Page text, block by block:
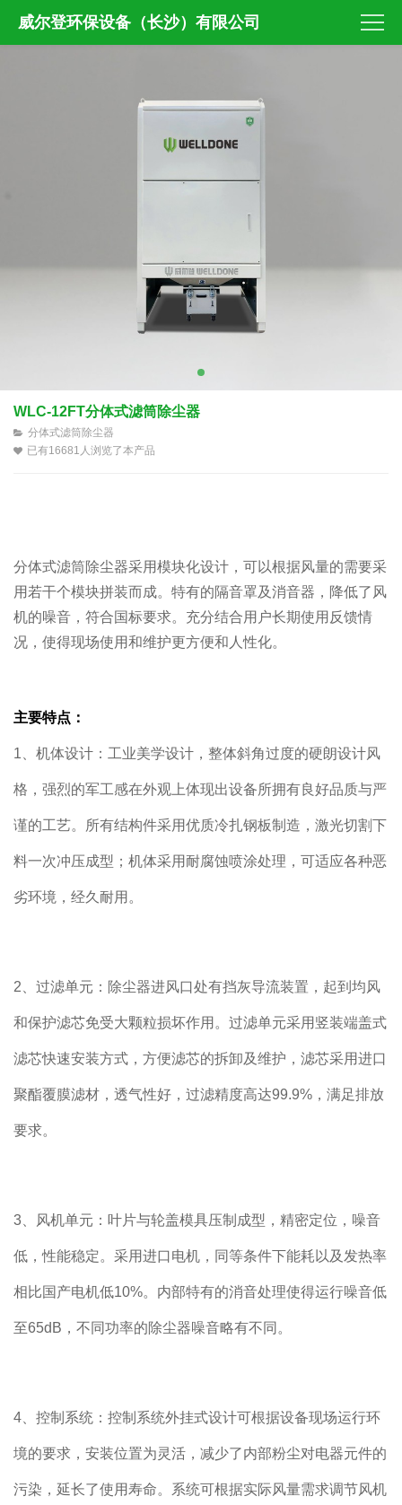
威尔登环保设备（长沙）有限公司
WLC-12FT分体式滤筒除尘器
分体式滤筒除尘器
已有16681人浏览了本产品
分体式滤筒除尘器采用模块化设计，可以根据风量的需要采
用若干个模块拼装而成。特有的隔音罩及消音器，降低了风
机的噪音，符合国标要求。充分结合用户长期使用反馈情
况，使得现场使用和维护更方便和人性化。
主要特点：
1、机体设计：工业美学设计，整体斜角过度的硬朗设计风
格，强烈的军工感在外观上体现出设备所拥有良好品质与严
谨的工艺。所有结构件采用优质冷扎钢板制造，激光切割下
料一次冲压成型；机体采用耐腐蚀喷涂处理，可适应各种恶
劣环境，经久耐用。
2、过滤单元：除尘器进风口处有挡灰导流装置，起到均风
和保护滤芯免受大颗粒损坏作用。过滤单元采用竖装端盖式
滤芯快速安装方式，方便滤芯的拆卸及维护，滤芯采用进口
聚酯覆膜滤材，透气性好，过滤精度高达99.9%，满足排放
要求。
3、风机单元：叶片与轮盖模具压制成型，精密定位，噪音
低，性能稳定。采用进口电机，同等条件下能耗以及发热率
相比国产电机低10%。内部特有的消音处理使得运行噪音低
至65dB，不同功率的除尘器噪音略有不同。
4、控制系统：控制系统外挂式设计可根据设备现场运行环
境的要求，安装位置为灵活，减少了内部粉尘对电器元件的
污染，延长了使用寿命。系统可根据实际风量需求调节风机